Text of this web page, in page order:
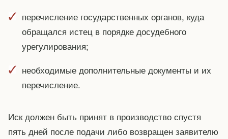
перечисление государственных органов, куда
обращался истец в порядке досудебного
урегулирования;
необходимые дополнительные документы и их
перечисление.
Иск должен быть принят в производство спустя
пять дней после подачи либо возвращен заявителю